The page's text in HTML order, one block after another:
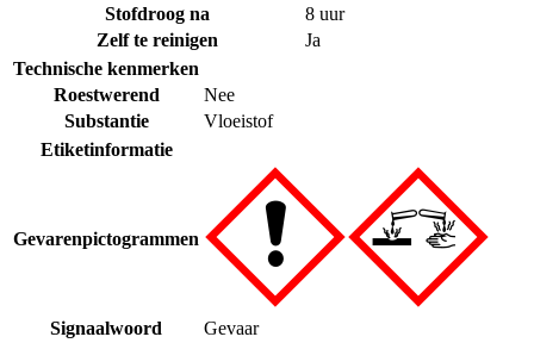
Stofdroog na
8 uur
Zelf te reinigen
Ja
Technische kenmerken
Roestwerend
Nee
Substantie
Vloeistof
Etiketinformatie
Gevarenpictogrammen
Signaalwoord Gevaar